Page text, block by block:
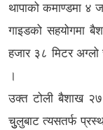
थापाको कमाण्डमा ४
गाइडको सहयोगमा
हजार ३८ मिटर
।
उक्त टोली बैशाख
चुुलुबाट त्यसतर्फ